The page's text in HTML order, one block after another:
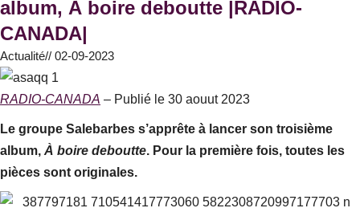
album, À boire deboutte |RADIO-
CANADA|
Actualité// 02-09-2023
RADIO-CANADA – Publié le 30 aouut 2023
Le groupe Salebarbes s’apprête à lancer son troisième
album, À boire deboutte. Pour la première fois, toutes les
pièces sont originales.